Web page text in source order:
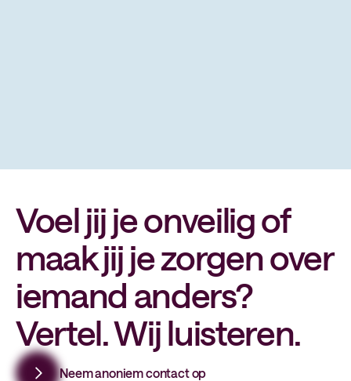
Voel jij je onveilig of
maak jij je zorgen over
iemand anders?
Vertel. Wij luisteren.
Neem anoniem contact op